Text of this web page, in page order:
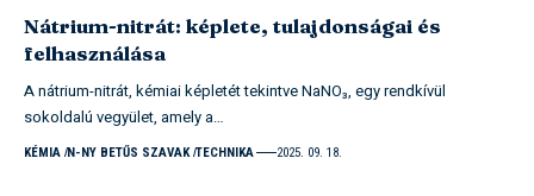
Nátrium-nitrát: képlete, tulajdonságai és
felhasználása
A nátrium-nitrát, kémiai képletét tekintve NaNO₃, egy rendkívül
sokoldalú vegyület, amely a…
KÉMIA N-NY BETŰS SZAVAK TECHNIKA 2025. 09. 18.